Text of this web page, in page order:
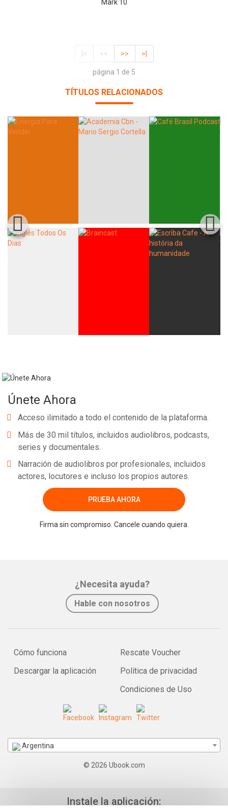
Mark 10
|< << >> >|
página 1 de 5
TÍTULOS RELACIONADOS
Únete Ahora
Acceso ilimitado a todo el contenido de la plataforma.
Más de 30 mil títulos, incluidos audiolibros, podcasts,
series y documentales.
Narración de audiolibros por profesionales, incluidos
actores, locutores e incluso los propios autores.
PRUEBA AHORA
Firma sin compromiso. Cancele cuando quiera.
¿Necesita ayuda?
Hable con nosotros
Cómo funciona
Descargar la aplicación
Rescate Voucher
Política de privacidad
Condiciones de Uso
Argentina
© 2026 Ubook.com
Instale la aplicación: